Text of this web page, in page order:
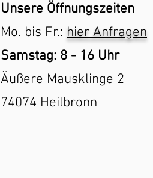
Unsere Öffnungszeiten
Mo. bis Fr.: hier Anfragen
Samstag: 8 - 16 Uhr
Äußere Mausklinge 2
74074 Heilbronn